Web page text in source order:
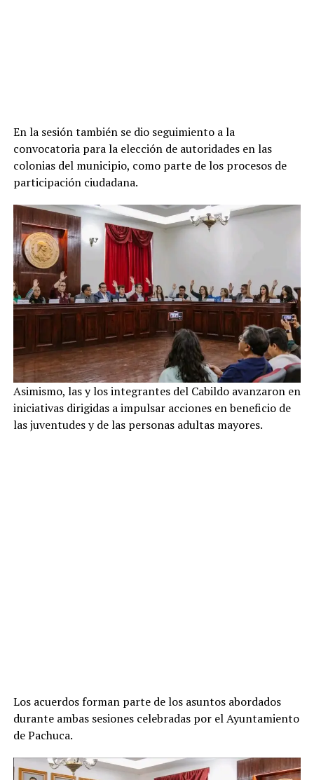
En la sesión también se dio seguimiento a la
convocatoria para la elección de autoridades en las
colonias del municipio, como parte de los procesos de
participación ciudadana.
Asimismo, las y los integrantes del Cabildo avanzaron en
iniciativas dirigidas a impulsar acciones en beneficio de
las juventudes y de las personas adultas mayores.
Los acuerdos forman parte de los asuntos abordados
durante ambas sesiones celebradas por el Ayuntamiento
de Pachuca.